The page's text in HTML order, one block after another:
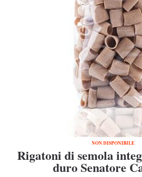
NON DISPONIBILE
Rigatoni di semola
duro Senatore